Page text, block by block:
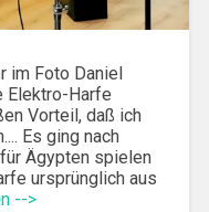
im Foto Daniel
Elektro-Harfe
Vorteil, daß ich
Es ging nach
Ägypten spielen
ursprünglich aus
-->